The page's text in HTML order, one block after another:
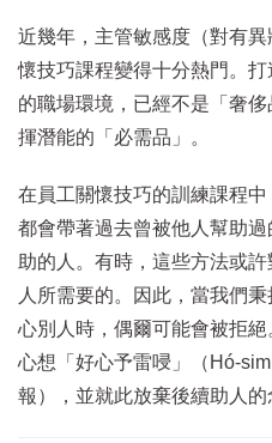
近幾年，主管敏感度（對有
懷技巧課程變得十分熱門。
的職場環境，已經不是「奢
揮潛能的「必需品」。
在員工關懷技巧的訓練課程
都會帶著過去曾被他人幫助
助的人。有時，這些方法或
人所需要的。因此，當我們
心別人時，偶爾可能會被拒
心想「好心予雷唚」（Hó-
報），並就此放棄後續助人的